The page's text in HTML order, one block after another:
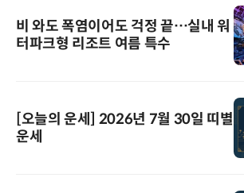
비 와도 폭염이어도 걱정 끝…실내 워
터파크형 리조트 여름 특수
[오늘의 운세] 2026년 7월 30일 띠별
운세